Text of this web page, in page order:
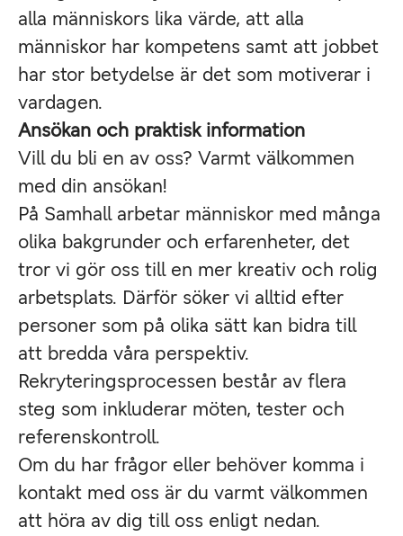
alla människors lika värde, att alla
människor har kompetens samt att jobbet
har stor betydelse är det som motiverar i
vardagen.
Ansökan och praktisk information
Vill du bli en av oss? Varmt välkommen
med din ansökan!
På Samhall arbetar människor med många
olika bakgrunder och erfarenheter, det
tror vi gör oss till en mer kreativ och rolig
arbetsplats. Därför söker vi alltid efter
personer som på olika sätt kan bidra till
att bredda våra perspektiv.
Rekryteringsprocessen består av flera
steg som inkluderar möten, tester och
referenskontroll.
Om du har frågor eller behöver komma i
kontakt med oss är du varmt välkommen
att höra av dig till oss enligt nedan.